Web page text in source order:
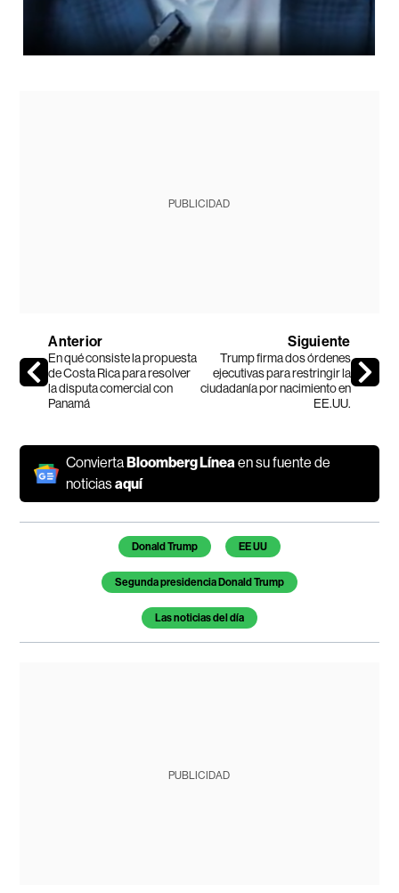
PUBLICIDAD
Anterior
En qué consiste la propuesta
de Costa Rica para resolver
la disputa comercial con
Panamá
Siguiente
Trump firma dos órdenes
ejecutivas para restringir la
ciudadanía por nacimiento en
EE.UU.
ConviertaBloomberg Líneaen su fuente de
noticiasaquí
Temas de este artículo
Donald Trump EE UU
Segunda presidencia Donald Trump
Las noticias del día
PUBLICIDAD